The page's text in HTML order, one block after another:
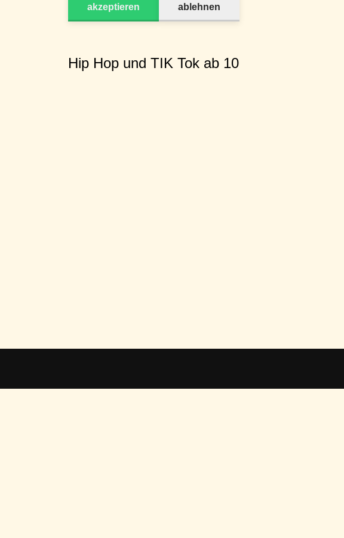
akzeptieren ablehnen
Hip Hop und TIK Tok ab 10